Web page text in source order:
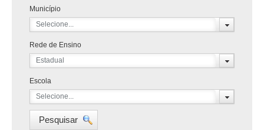
Município
Selecione...
Rede de Ensino
Estadual
Escola
Selecione...
Pesquisar